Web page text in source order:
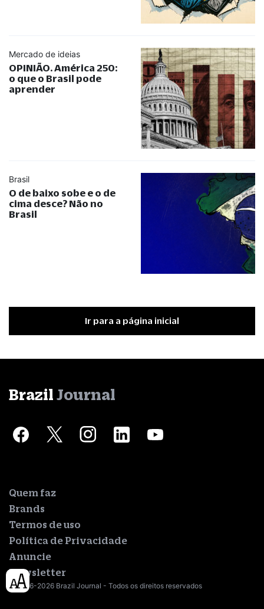
Mercado de ideias
OPINIÃO. América 250:
o que o Brasil pode
aprender
Brasil
O de baixo sobe e o de
cima desce? Não no
Brasil
Ir para a página inicial
Brazil Journal
Quem faz
Brands
Termos de uso
Política de Privacidade
Anuncie
Newsletter
© 2016-2026 Brazil Journal - Todos os direitos reservados